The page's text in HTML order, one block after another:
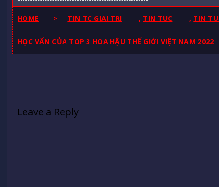
HOME > TIN TC GIAI TRI , TIN TUC , TIN
HỌC VẤN CỦA TOP 3 HOA HẬU THẾ GIỚI VIỆT NAM 2022
Leave a Reply